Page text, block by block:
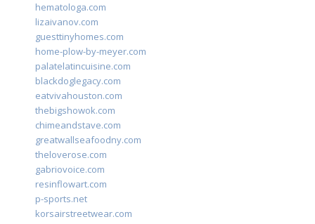
hematologa.com
lizaivanov.com
guesttinyhomes.com
home-plow-by-meyer.com
palatelatincuisine.com
blackdoglegacy.com
eatvivahouston.com
thebigshowok.com
chimeandstave.com
greatwallseafoodny.com
theloverose.com
gabriovoice.com
resinflowart.com
p-sports.net
korsairstreetwear.com